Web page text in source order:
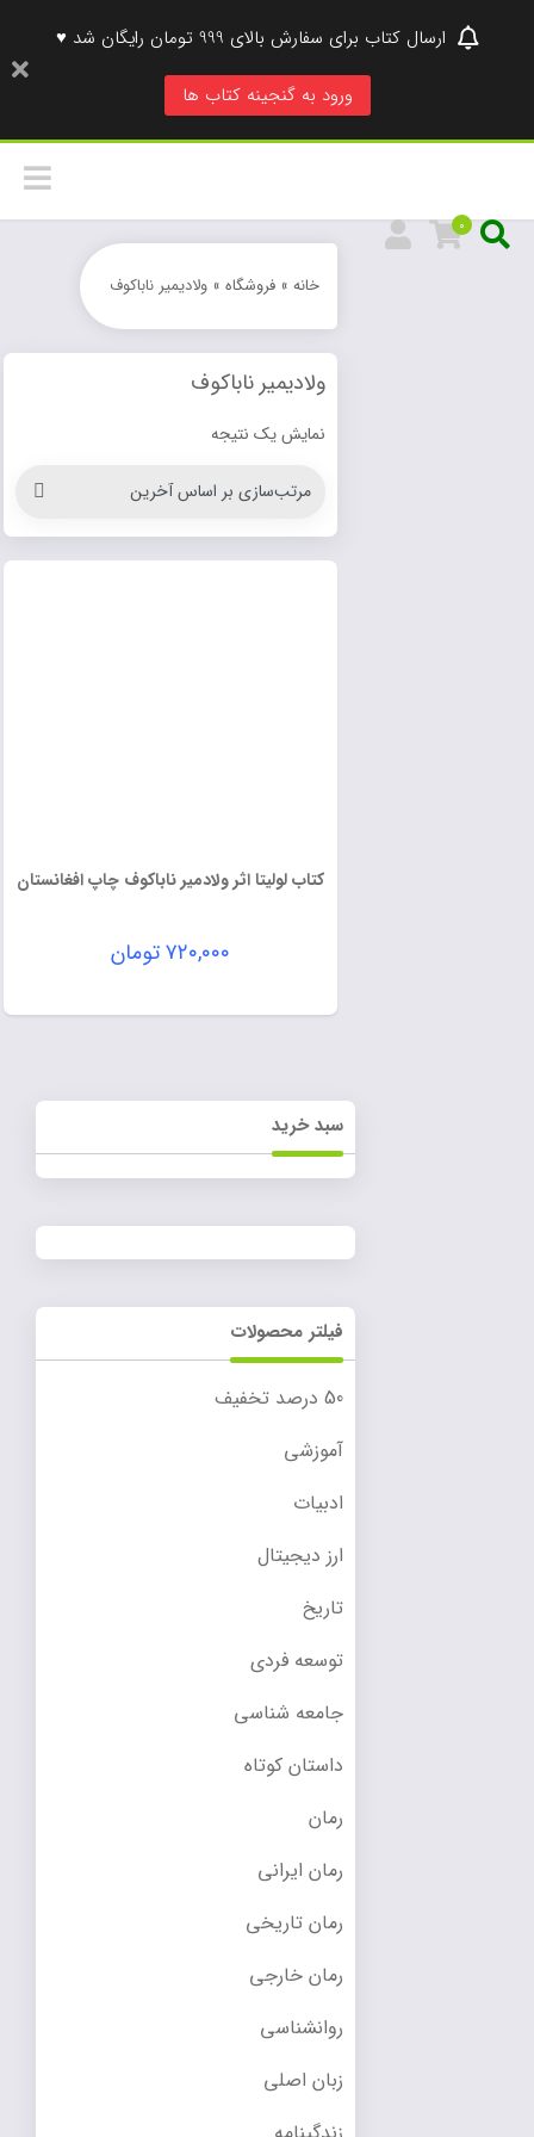
ارسال کتاب برای سفارش بالای 999 تومان رایگان شد ♥
ورود به گنجینه کتاب ها
خانه» فروشگاه» ولادیمیر ناباکوف
ولادیمیر ناباکوف
نمایش یک نتیجه
کتاب لولیتا اثر ولادمیر ناباکوف چاپ افغانستان
۷۲۰,۰۰۰تومان
سبد خرید
فیلتر محصولات
50 درصد تخفیف
آموزشی
ادبیات
ارز دیجیتال
تاریخ
توسعه فردی
جامعه شناسی
داستان کوتاه
رمان
رمان ایرانی
رمان تاریخی
رمان خارجی
روانشناسی
زبان اصلی